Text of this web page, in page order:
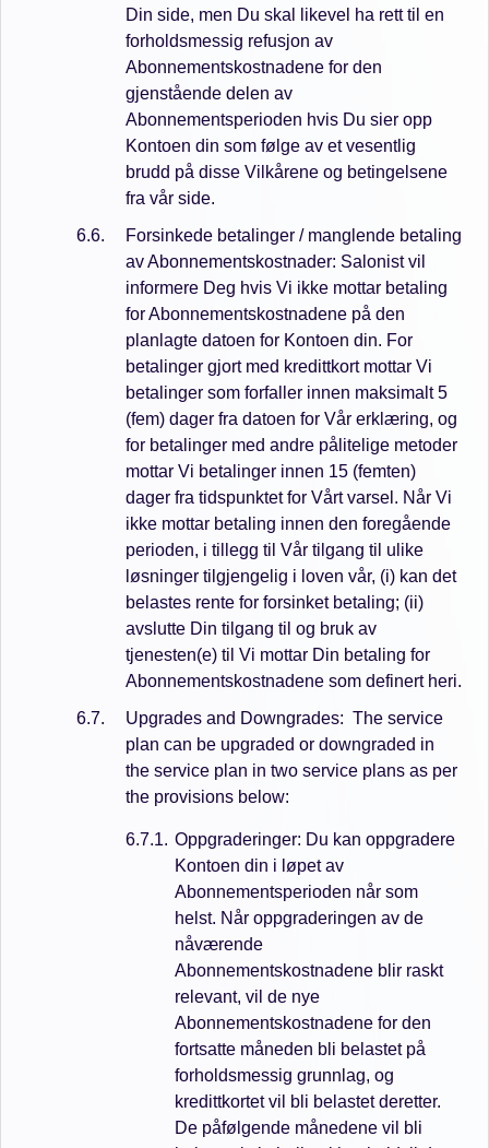
Din side, men Du skal likevel ha rett til en
forholdsmessig refusjon av
Abonnementskostnadene for den
gjenstående delen av
Abonnementsperioden hvis Du sier opp
Kontoen din som følge av et vesentlig
brudd på disse Vilkårene og betingelsene
fra vår side.
Forsinkede betalinger / manglende betaling
av Abonnementskostnader: Salonist vil
informere Deg hvis Vi ikke mottar betaling
for Abonnementskostnadene på den
planlagte datoen for Kontoen din. For
betalinger gjort med kredittkort mottar Vi
betalinger som forfaller innen maksimalt 5
(fem) dager fra datoen for Vår erklæring, og
for betalinger med andre pålitelige metoder
mottar Vi betalinger innen 15 (femten)
dager fra tidspunktet for Vårt varsel. Når Vi
ikke mottar betaling innen den foregående
perioden, i tillegg til Vår tilgang til ulike
løsninger tilgjengelig i loven vår, (i) kan det
belastes rente for forsinket betaling; (ii)
avslutte Din tilgang til og bruk av
tjenesten(e) til Vi mottar Din betaling for
Abonnementskostnadene som definert heri.
Upgrades and Downgrades: The service
plan can be upgraded or downgraded in
the service plan in two service plans as per
the provisions below:
Oppgraderinger: Du kan oppgradere
Kontoen din i løpet av
Abonnementsperioden når som
helst. Når oppgraderingen av de
nåværende
Abonnementskostnadene blir raskt
relevant, vil de nye
Abonnementskostnadene for den
fortsatte måneden bli belastet på
forholdsmessig grunnlag, og
kredittkortet vil bli belastet deretter.
De påfølgende månedene vil bli